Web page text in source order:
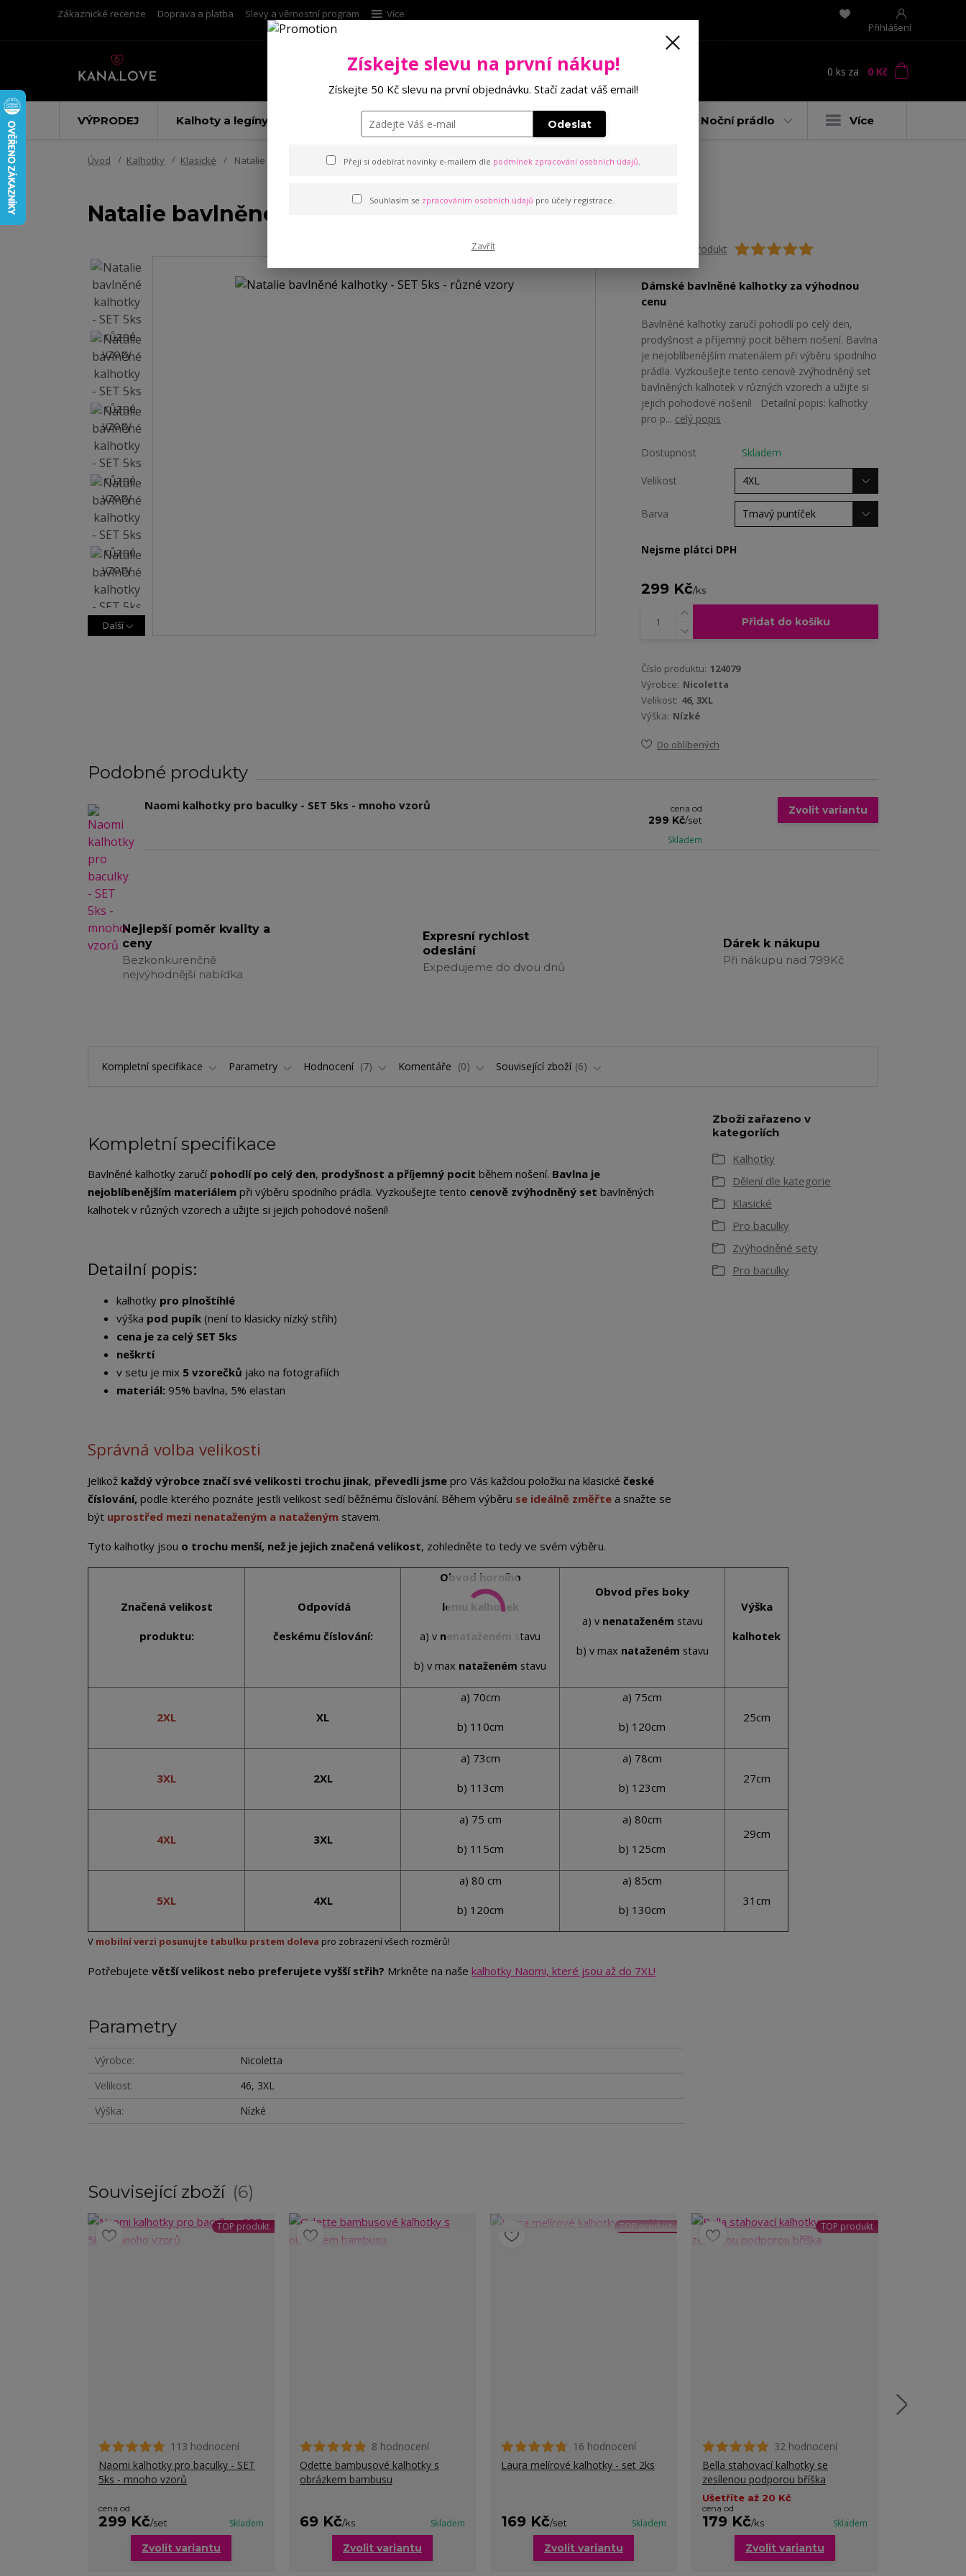
Zákaznické recenze Doprava a platba Slevy a věrnostní program
Více
Přihlášení
Hledat 0 ks za 0 Kč
VÝPRODEJ Kalhoty a legíny Punčochové zboží Podprsenky Noční prádlo Více
Úvod Kalhotky Klasické Natalie bavlněné kalhotky - SET 5ks - různé vzory
Natalie bavlněné kalhotky - SET 5ks - různé vzory
Další
Ohodnotit produkt
Dámské bavlněné kalhotky za výhodnou
cenu
Bavlněné kalhotky zaručí pohodlí po celý den,
prodyšnost a příjemný pocit během nošení. Bavlna
je nejoblíbenějším materiálem při výběru spodního
prádla. Vyzkoušejte tento cenově zvýhodněný set
bavlněných kalhotek v různých vzorech a užijte si
jejich pohodové nošení! Detailní popis: kalhotky
pro p... celý popis
Dostupnost Skladem
Velikost
Barva
Nejsme plátci DPH
299 Kč/ks
Přidat do košíku
Číslo produktu: 124079
Výrobce: Nicoletta
Velikost: 46, 3XL
Výška: Nízké
Do oblíbených
Podobné produkty
Naomi kalhotky pro baculky - SET 5ks - mnoho vzorů cena od
299 Kč/set
Skladem
Zvolit variantu
Nejlepší poměr kvality a
ceny
Bezkonkurenčně
nejvýhodnější nabídka
Expresní rychlost
odeslání
Expedujeme do dvou dnů
Dárek k nákupu
Při nákupu nad 799Kč
Kompletní specifikace Parametry Hodnocení 7 Komentáře 0 Související zboží 6
Kompletní specifikace
Bavlněné kalhotky zaručí pohodlí po celý den, prodyšnost a příjemný pocit během nošení. Bavlna je
nejoblíbenějším materiálem při výběru spodního prádla. Vyzkoušejte tento cenově zvýhodněný set bavlněných
kalhotek v různých vzorech a užijte si jejich pohodové nošení!
Detailní popis:
kalhotky pro plnoštíhlé
výška pod pupík (není to klasicky nízký střih)
cena je za celý SET 5ks
neškrtí
v setu je mix 5 vzorečků jako na fotografiích
materiál: 95% bavlna, 5% elastan
Správná volba velikosti
Jelikož každý výrobce značí své velikosti trochu jinak, převedli jsme pro Vás každou položku na klasické české
číslování, podle kterého poznáte jestli velikost sedí běžnému číslování. Během výběru se ideálně změřte a snažte se
být uprostřed mezi nenataženým a nataženým stavem.
Tyto kalhotky jsou o trochu menší, než je jejich značená velikost, zohledněte to tedy ve svém výběru.
Značená velikost
produktu:
Odpovídá
českému číslování:
Obvod horního
lemu kalhotek
a) v nenataženém stavu
b) v max nataženém stavu
Obvod přes boky
a) v nenataženém stavu
b) v max nataženém stavu
Výška
kalhotek
2XL XL
a) 70cm
b) 110cm
a) 75cm
b) 120cm
25cm
3XL 2XL
a) 73cm
b) 113cm
a) 78cm
b) 123cm
27cm
4XL 3XL
a) 75 cm
b) 115cm
a) 80cm
b) 125cm
29cm
5XL 4XL
a) 80 cm
b) 120cm
a) 85cm
b) 130cm
31cm
V mobilní verzi posunujte tabulku prstem doleva pro zobrazení všech rozměrů!
Potřebujete větší velikost nebo preferujete vyšší střih? Mrkněte na naše kalhotky Naomi, které jsou až do 7XL!
Parametry
Výrobce
Nicoletta
Velikost
46, 3XL
Výška
Nízké
Zboží zařazeno v
kategoriích
Kalhotky
Dělení dle kategorie
Klasické
Pro baculky
Zvýhodněné sety
Pro baculky
Související zboží 6
TOP produkt
113 hodnocení
Naomi kalhotky pro baculky - SET
5ks - mnoho vzorů
cena od
299 Kč/set Skladem
Zvolit variantu
8 hodnocení
Odette bambusové kalhotky s
obrázkem bambusu
69 Kč/ks Skladem
Zvolit variantu
TOP produkt
16 hodnocení
Laura melírové kalhotky - set 2ks
169 Kč/set Skladem
Zvolit variantu
TOP produkt
32 hodnocení
Bella stahovací kalhotky se
zesílenou podporou bříška
Ušetříte až 20 Kč
cena od
179 Kč/ks Skladem
Zvolit variantu
Získejte slevu na první nákup!
Získejte 50 Kč slevu na první objednávku. Stačí zadat váš email!
Odeslat
Přeji si odebírat novinky e-mailem dle podmínek zpracování osobních údajů.
Souhlasím se zpracováním osobních údajů pro účely registrace.
Zavřít